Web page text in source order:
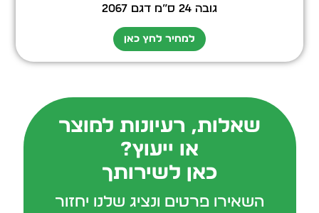
גובה 24 ס”מ דגם 2067
למחיר לחץ כאן
שאלות, רעיונות למוצר
או ייעוץ?
כאן לשירותך
השאירו פרטים ונציג שלנו יחזור